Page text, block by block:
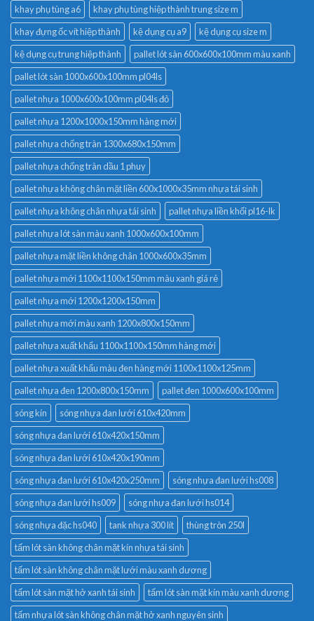
khay phụ tùng a6
khay phụ tùng hiệp thành trung size m
khay đựng ốc vít hiệp thành
kệ dụng cụ a9
kệ dụng cụ size m
kệ dụng cụ trung hiệp thành
pallet lót sàn 600x600x100mm màu xanh
pallet lót sàn 1000x600x100mm pl04ls
pallet nhựa 1000x600x100mm pl04ls đỏ
pallet nhựa 1200x1000x150mm hàng mới
pallet nhựa chống tràn 1300x680x150mm
pallet nhựa chống tràn dầu 1 phuy
pallet nhựa không chân mặt liền 600x1000x35mm nhựa tái sinh
pallet nhựa không chân nhựa tái sinh
pallet nhựa liền khối pl16-lk
pallet nhựa lót sàn màu xanh 1000x600x100mm
pallet nhựa mặt liền không chân 1000x600x35mm
pallet nhựa mới 1100x1100x150mm màu xanh giá rẻ
pallet nhựa mới 1200x1200x150mm
pallet nhựa mới màu xanh 1200x800x150mm
pallet nhựa xuất khẩu 1100x1100x150mm hàng mới
pallet nhựa xuất khẩu màu đen hàng mới 1100x1100x125mm
pallet nhựa đen 1200x800x150mm
pallet đen 1000x600x100mm
sóng kín
sóng nhựa đan lưới 610x420mm
sóng nhựa đan lưới 610x420x150mm
sóng nhựa đan lưới 610x420x190mm
sóng nhựa đan lưới 610x420x250mm
sóng nhựa đan lưới hs008
sóng nhựa đan lưới hs009
sóng nhựa đan lưới hs014
sóng nhựa đặc hs040
tank nhựa 300 lít
thùng tròn 250l
tấm lót sàn không chân mặt kín nhựa tái sinh
tấm lót sàn không chân mặt lưới màu xanh dương
tấm lót sàn mặt hở xanh tái sinh
tấm lót sàn mặt kín màu xanh dương
tấm nhựa lót sàn không chân mặt hở xanh nguyên sinh